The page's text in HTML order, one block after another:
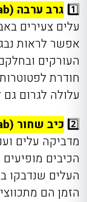
1️⃣ גרב ערבה (Willow Scab)
עלים צעירים
אפשר לראות
העורקים
חודרת
עלולה לגרום
2️⃣ כיב שחור (Black Scab)
מדביקה עלים
הכיבים
העלים שנדבקו
הזמן הם